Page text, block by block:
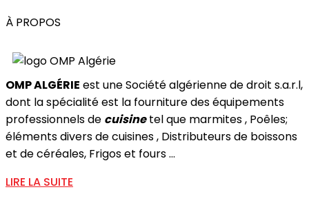
À PROPOS
OMP ALGÉRIE est une Société algérienne de droit s.a.r.l,
dont la spécialité est la fourniture des équipements
professionnels de cuisine tel que marmites , Poêles;
éléments divers de cuisines , Distributeurs de boissons
et de céréales, Frigos et fours ...
LIRE LA SUITE